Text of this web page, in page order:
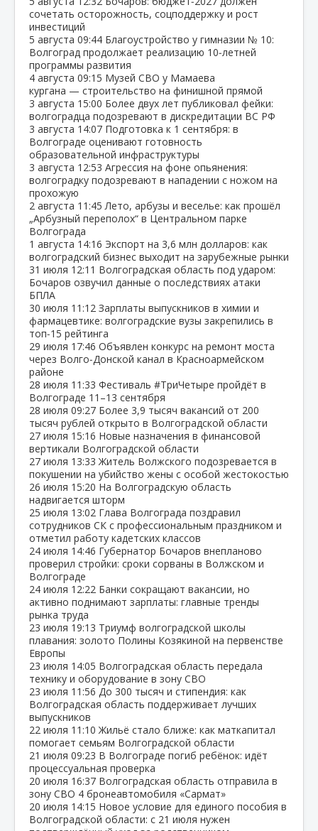
сочетать осторожность, соцподдержку и рост
инвестиций
5 августа 09:44 Благоустройство у гимназии № 10:
Волгоград продолжает реализацию 10‑летней
программы развития
4 августа 09:15 Музей СВО у Мамаева
кургана — строительство на финишной прямой
3 августа 15:00 Более двух лет публиковал фейки:
волгоградца подозревают в дискредитации ВС РФ
3 августа 14:07 Подготовка к 1 сентября: в
Волгограде оценивают готовность
образовательной инфраструктуры
3 августа 12:53 Агрессия на фоне опьянения:
волгоградку подозревают в нападении с ножом на
прохожую
2 августа 11:45 Лето, арбузы и веселье: как прошёл
„Арбузный переполох“ в Центральном парке
Волгограда
1 августа 14:16 Экспорт на 3,6 млн долларов: как
волгоградский бизнес выходит на зарубежные рынки
31 июля 12:11 Волгоградская область под ударом:
Бочаров озвучил данные о последствиях атаки
БПЛА
30 июля 11:12 Зарплаты выпускников в химии и
фармацевтике: волгоградские вузы закрепились в
топ‑15 рейтинга
29 июля 17:46 Объявлен конкурс на ремонт моста
через Волго‑Донской канал в Красноармейском
районе
28 июля 11:33 Фестиваль #ТриЧетыре пройдёт в
Волгограде 11–13 сентября
28 июля 09:27 Более 3,9 тысяч вакансий от 200
тысяч рублей открыто в Волгоградской области
27 июля 15:16 Новые назначения в финансовой
вертикали Волгоградской области
27 июля 13:33 Житель Волжского подозревается в
покушении на убийство жены с особой жестокостью
26 июля 15:20 На Волгоградскую область
надвигается шторм
25 июля 13:02 Глава Волгограда поздравил
сотрудников СК с профессиональным праздником и
отметил работу кадетских классов
24 июля 14:46 Губернатор Бочаров внепланово
проверил стройки: сроки сорваны в Волжском и
Волгограде
24 июля 12:22 Банки сокращают вакансии, но
активно поднимают зарплаты: главные тренды
рынка труда
23 июля 19:13 Триумф волгоградской школы
плавания: золото Полины Козякиной на первенстве
Европы
23 июля 14:05 Волгоградская область передала
технику и оборудование в зону СВО
23 июля 11:56 До 300 тысяч и стипендия: как
Волгоградская область поддерживает лучших
выпускников
22 июля 11:10 Жильё стало ближе: как маткапитал
помогает семьям Волгоградской области
21 июля 09:23 В Волгограде погиб ребёнок: идёт
процессуальная проверка
20 июля 16:37 Волгоградская область отправила в
зону СВО 4 бронеавтомобиля «Сармат»
20 июля 14:15 Новое условие для единого пособия в
Волгоградской области: с 21 июля нужен